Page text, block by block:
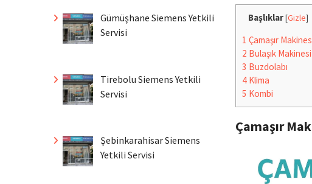
Başlıklar [Gizle]
1 Çamaşır
2 Bulaşık Makinesi
3 Buzdolabı
4 Klima
5 Kombi
Çamaşır
Gümüşhane Siemens Yetkili
Servisi
Tirebolu Siemens Yetkili
Servisi
Şebinkarahisar Siemens
Yetkili Servisi